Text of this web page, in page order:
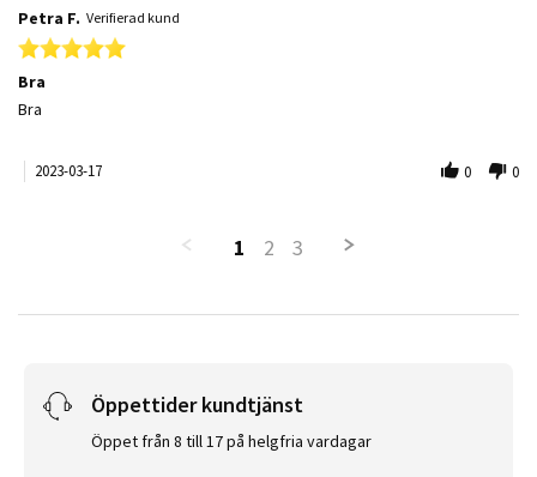
Petra F. Verifierad kund
5.0 star rating
Bra
Review by Petra F. on 17 Mar 2023
review stating Bra
Bra
2023-03-17 0 0
1 2 3
Öppettider kundtjänst
Öppet från 8 till 17 på helgfria vardagar